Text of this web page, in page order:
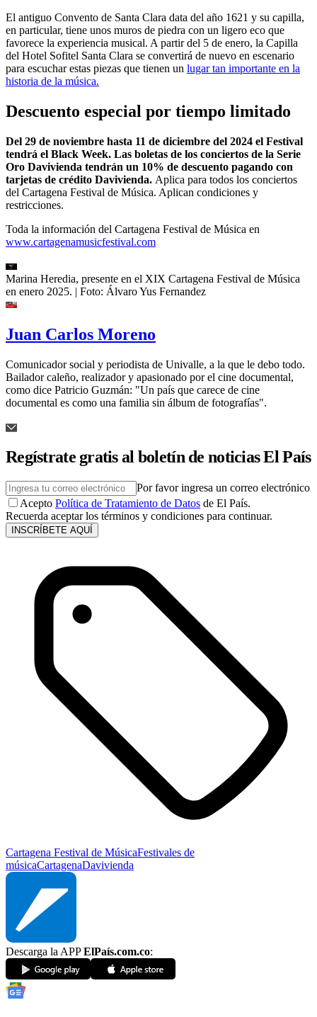
El antiguo Convento de Santa Clara data del año 1621 y su capilla,
en particular, tiene unos muros de piedra con un ligero eco que
favorece la experiencia musical. A partir del 5 de enero, la Capilla
del Hotel Sofitel Santa Clara se convertirá de nuevo en escenario
para escuchar estas piezas que tienen un lugar tan importante en la
historia de la música.
Descuento especial por tiempo limitado
Del 29 de noviembre hasta 11 de diciembre del 2024 el Festival
tendrá el Black Week. Las boletas de los conciertos de la Serie
Oro Davivienda tendrán un 10% de descuento pagando con
tarjetas de crédito Davivienda. Aplica para todos los conciertos
del Cartagena Festival de Música. Aplican condiciones y
restricciones.
Toda la información del Cartagena Festival de Música en
www.cartagenamusicfestival.com
Marina Heredia, presente en el XIX Cartagena Festival de Música
en enero 2025. | Foto: Álvaro Yus Fernandez
Juan Carlos Moreno
Comunicador social y periodista de Univalle, a la que le debo todo.
Bailador caleño, realizador y apasionado por el cine documental,
como dice Patricio Guzmán: "Un país que carece de cine
documental es como una familia sin álbum de fotografías".
Regístrate gratis al boletín de noticias El País
Por favor ingresa un correo electrónico
Acepto Política de Tratamiento de Datos de El País.
Recuerda aceptar los términos y condiciones para continuar.
INSCRÍBETE AQUÍ
Cartagena Festival de MúsicaFestivales de
músicaCartagenaDavivienda
Descarga la APPElPaís.com.co: